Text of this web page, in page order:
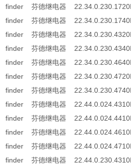
finder 芬德继电器
finder 芬德继电器
finder 芬德继电器
finder 芬德继电器
finder 芬德继电器
finder 芬德继电器
finder 芬德继电器
finder 芬德继电器
finder 芬德继电器
finder 芬德继电器
finder 芬德继电器
finder 芬德继电器